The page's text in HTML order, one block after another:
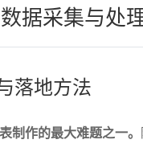
据采集与处
落地方法
制作的最大难题之一。